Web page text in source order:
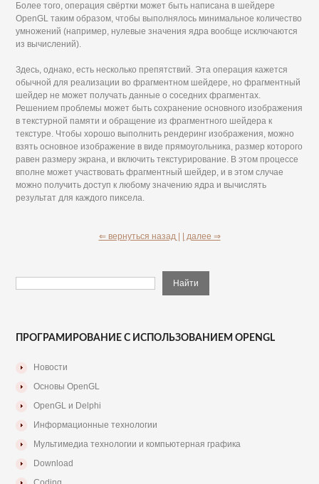
Более того, операция свёртки может быть написана в шейдере
OpenGL таким образом, чтобы выполнялось минимальное количество
умножений (например, нулевые значения ядра вообще исключаются
из вычислений).
Здесь, однако, есть несколько препятствий. Эта операция кажется
обычной для реализации во фрагментном шейдере, но фрагментный
шейдер не может получать данные о соседних фрагментах.
Решением проблемы может быть сохранение основного изображения
в текстурной памяти и обращение из фрагментного шейдера к
текстуре. Чтобы хорошо выполнить рендеринг изображения, можно
взять основное изображение в виде прямоугольника, размер которого
равен размеру экрана, и включить текстурирование. В этом процессе
вполне может участвовать фрагментный шейдер, и в этом случае
можно получить доступ к любому значению ядра и вычислять
результат для каждого пиксела.
⇐ вернуться назад | | далее ⇒
ПРОГРАМИРОВАНИЕ С ИСПОЛЬЗОВАНИЕМ OPENGL
Новости
Основы OpenGL
OpenGL и Delphi
Информационные технологии
Мультимедиа технологии и компьютерная графика
Download